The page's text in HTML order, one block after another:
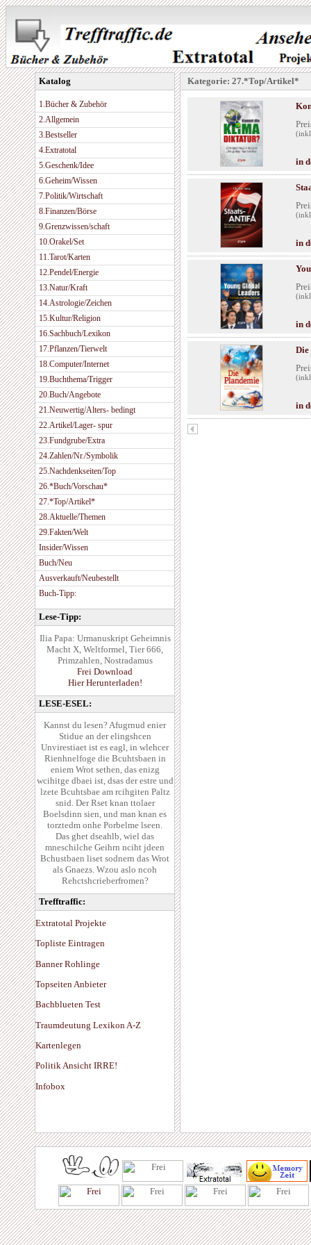
Katalog
1.Bücher & Zubehör
2.Allgemein
3.Bestseller
4.Extratotal
5.Geschenk/Idee
6.Geheim/Wissen
7.Politik/Wirtschaft
8.Finanzen/Börse
9.Grenzwissen/schaft
10.Orakel/Set
11.Tarot/Karten
12.Pendel/Energie
13.Natur/Kraft
14.Astrologie/Zeichen
15.Kultur/Religion
16.Sachbuch/Lexikon
17.Pflanzen/Tierwelt
18.Computer/Internet
19.Buchthema/Trigger
20.Buch/Angebote
21.Neuwertig/Alters- bedingt
22.Artikel/Lager- spur
23.Fundgrube/Extra
24.Zahlen/Nr./Symbolik
25.Nachdenkseiten/Top
26.*Buch/Vorschau*
27.*Top/Artikel*
28.Aktuelle/Themen
29.Fakten/Welt
Insider/Wissen
Buch/Neu
Ausverkauft/Neubestellt
Buch-Tipp:
Lese-Tipp:
Ilia Papa: Urmanuskript Geheimnis
Macht X, Weltformel, Tier 666,
Primzahlen, Nostradamus
Frei Download
Hier Herunterladen!
LESE-ESEL:
Kannst du lesen? Afugrnud enier
Stidue an der elingshcen
Unvirestiaet ist es eagl, in wlehcer
Rienhnelfoge die Bcuhtsbaen in
eniem Wrot sethen, das enizg
wcihitge dbaei ist, dsas der estre und
lzete Bcuhtsbae am rcihgiten Paltz
snid. Der Rset knan ttolaer
Boelsdinn sien, und man knan es
torztedm onhe Porbelme lseen.
Das ghet dseahlb, wiel das
mneschilche Geihrn nciht jdeen
Bchustbaen liset sodnern das Wrot
als Gnaezs. Wzou aslo ncoh
Rehctshcrieberfromen?
Trefftraffic:
Extratotal Projekte
Topliste Eintragen
Banner Rohlinge
Topseiten Anbieter
Bachblueten Test
Traumdeutung Lexikon A-Z
Kartenlegen
Politik Ansicht IRRE!
Infobox
Kategorie: 27.*Top/Artikel*
in
in
in
Die
in